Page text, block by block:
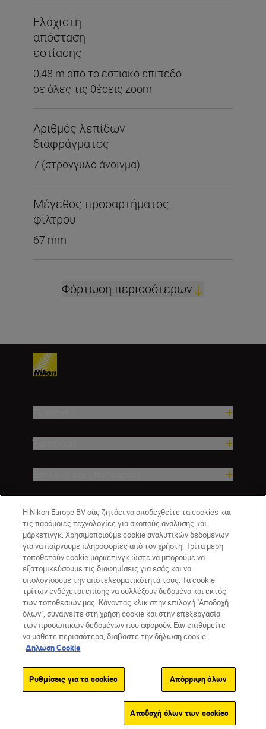
Ελάχιστη
απόσταση
εστίασης
0,48 m από το εστιακό επίπεδο
σε όλες τις θέσεις zoom
Αριθμός λεπίδων
διαφράγματος
7 (στρογγυλό άνοιγμα)
Μέγεθος προσαρτήματος
φίλτρου
67 mm
Φόρτωση περισσότερων
GR Nikon Sites
Επικοινωνήστε μαζί μας
Δήλωση περί απορρήτου
Όροι Χρήσης
© 2026 Nikon
Back to top
Η Nikon Europe BV σάς ζητάει να αποδεχθείτε τα cookies και
τις παρόμοιες τεχνολογίες για σκοπούς ανάλυσης και
μάρκετινγκ. Χρησιμοποιούμε cookie αναλυτικών δεδομένων
για να παίρνουμε πληροφορίες από τον χρήστη. Τρίτα μέρη
τοποθετούν cookie μάρκετινγκ ώστε να μπορούμε να
εξατομικεύσουμε τις διαφημίσεις για εσάς και να
υπολογίσουμε την αποτελεσματικότητά τους. Τα cookie
τρίτων ενδέχεται επίσης να συλλέξουν δεδομένα και εκτός
των τοποθεσιών μας. Κάνοντας κλικ στην επιλογή "Αποδοχή
όλων", συναινείτε στη χρήση cookie και στην επεξεργασία
των προσωπικών δεδομένων που αφορούν. Εάν επιθυμείτε
να μάθετε περισσότερα, διαβάστε την δήλωση cookie.
Δηλωση Cookie
Ρυθμίσεις για τα cookies Απόρριψη όλων
Αποδοχή όλων των cookies